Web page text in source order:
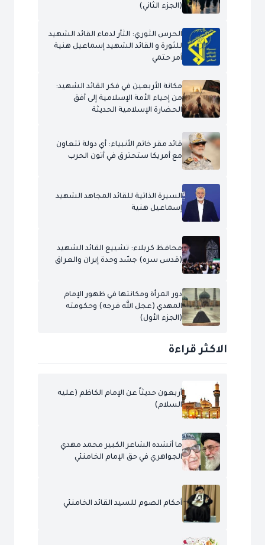
(الجزء الثاني)
الحرس الثوري: الثأر لدماء القائد الشهيد
للثورة و القائد الشهيد إسماعيل هنية
أمر حتمي
مكانة الأربعين في فكر القائد الشهيد:
من إحياء الأمة الإسلامية إلى أفق
الحضارة الإسلامية الحديثة
قائد مقر خاتم الأنبياء: أي دولة تتعاون
مع أمريكا ستحترق في أتون الحرب
السيرة الذاتية للقائد المجاهد الشهيد
إسماعيل هنية
محافظ كربلاء: تشييع القائد الشهيد
(قدس سره) جسّد وحدة إيران والعراق
دور المرأة ومكانتها في ظهور الإمام
المهدي (عجل الله فرجه) وحكومته
(الجزء الأول)
الاكثر قراءة
أربعون حديثاً عن الإمام الكاظم (عليه
السلام)
ما أنشده الشاعر الكبير محمد مهدي
الجواهري في حق الإمام الخامنئي
أحكام الصوم للسيد القائد الخامنئي